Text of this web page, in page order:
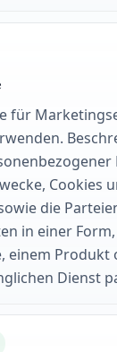
für
Cookies
die
in einer
einem Produkt
Dienst